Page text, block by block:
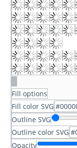
Fill options
Fill color SVG
Outline SVG
Outline color SVG
Opacity